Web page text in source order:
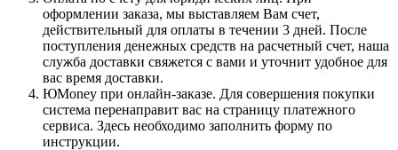
оформлении заказа, мы выставляем Вам счет,
действительный для оплаты в течении 3 дней. После
поступления денежных средств на расчетный счет, наша
служба доставки свяжется с вами и уточнит удобное для
вас время доставки.
ЮMoney при онлайн-заказе. Для совершения покупки
система перенаправит вас на страницу платежного
сервиса. Здесь необходимо заполнить форму по
инструкции.